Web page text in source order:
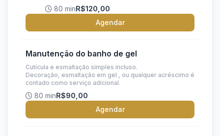
80 minR$120,00
Agendar
Manutenção do banho de gel
Cutícula e esmaltação simples incluso.
Decoração, esmaltação em gel , ou qualquer acréscimo é
contado como serviço adicional.
80 minR$90,00
Agendar